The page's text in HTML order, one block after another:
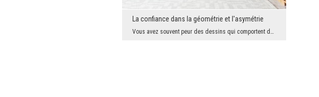
La confiance dans la géométrie et l'asymétrie
Vous avez souvent peur des dessins qui comportent de grands détails colorés. Cependant, nous aime...